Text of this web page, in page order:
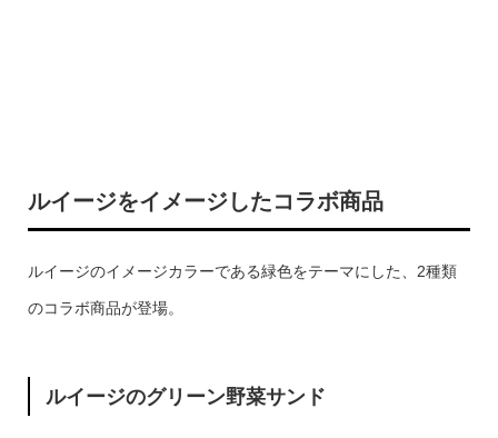
ルイージをイメージしたコラボ商品
ルイージのイメージカラーである緑色をテーマにした、2種類
のコラボ商品が登場。
ルイージのグリーン野菜サンド